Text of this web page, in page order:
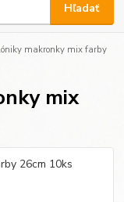
Hľadať
makronky mix farby
mix